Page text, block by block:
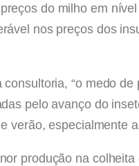
do milho em
nos preços dos
“o medo
pelo avanço do
verão, especialmente
produção na